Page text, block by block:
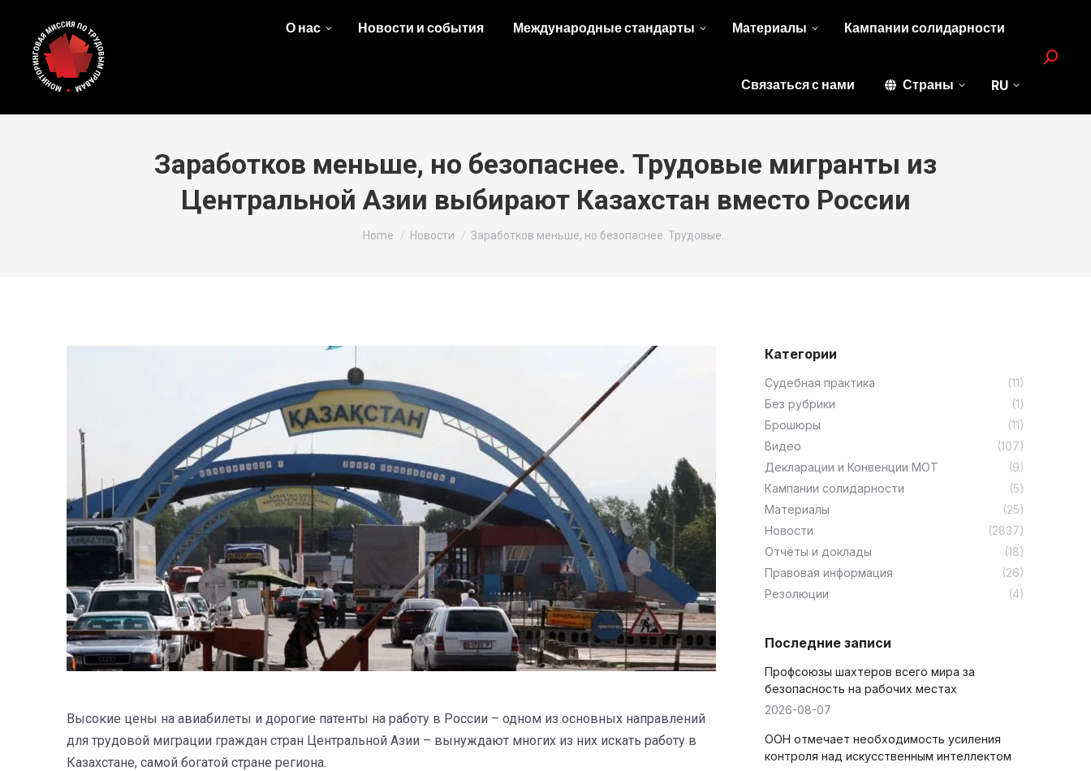
О нас Новости и события Международные стандарты Материалы Кампании солидарности
Связаться с нами Страны RU
Search:
Заработков меньше, но безопаснее. Трудовые мигранты из
Центральной Азии выбирают Казахстан вместо России
You are here:
Home Новости Заработков меньше, но безопаснее. Трудовые…
Высокие цены на авиабилеты и дорогие патенты на работу в России – одном из основных направлений
для трудовой миграции граждан стран Центральной Азии – вынуждают многих из них искать работу в
Казахстане, самой богатой стране региона.
Категории
Cудебная практика
(11)
Без рубрики
(1)
Брошюры
(11)
Видео
(107)
Декларации и Конвенции МОТ
(9)
Кампании солидарности
(5)
Материалы
(25)
Новости
(2837)
Отчёты и доклады
(18)
Правовая информация
(26)
Резолюции
(4)
Последние записи
Профсоюзы шахтеров всего мира за
безопасность на рабочих местах
2026-08-07
ООН отмечает необходимость усиления
контроля над искусственным интеллектом